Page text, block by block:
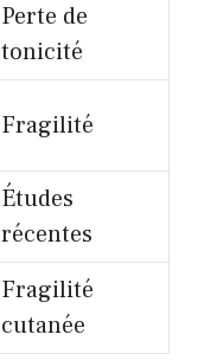
Perte de
tonicité
Fragilité
Études
récentes
Fragilité
cutanée